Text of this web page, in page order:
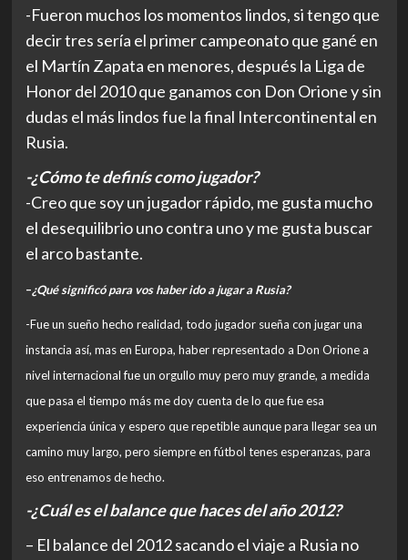
-Fueron muchos los momentos lindos, si tengo que
decir tres sería el primer campeonato que gané en
el Martín Zapata en menores, después la Liga de
Honor del 2010 que ganamos con Don Orione y sin
dudas el más lindos fue la final Intercontinental en
Rusia.
-¿Cómo te definís como jugador?
-Creo que soy un jugador rápido, me gusta mucho
el desequilibrio uno contra uno y me gusta buscar
el arco bastante.
–¿Qué significó para vos haber ido a jugar a Rusia?
-Fue un sueño hecho realidad, todo jugador sueña con jugar una
instancia así, mas en Europa, haber representado a Don Orione a
nivel internacional fue un orgullo muy pero muy grande, a medida
que pasa el tiempo más me doy cuenta de lo que fue esa
experiencia única y espero que repetible aunque para llegar sea un
camino muy largo, pero siempre en fútbol tenes esperanzas, para
eso entrenamos de hecho.
-¿Cuál es el balance que haces del año 2012?
– El balance del 2012 sacando el viaje a Rusia no